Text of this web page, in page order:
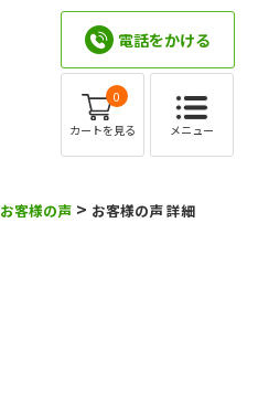
電話をかける
0
カートを見る メニュー
お客様の声 > お客様の声 詳細